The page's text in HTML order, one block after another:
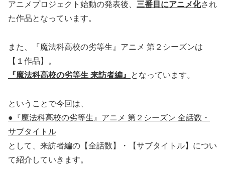
アニメプロジェクト始動の発表後、 三番目にアニメ化され
た作品となっています。
また、『魔法科高校の劣等生』アニメ 第２シーズンは
【１作品】。
『魔法科高校の劣等生 来訪者編』
となっています。
ということで今回は、
●『魔法科高校の劣等生』アニメ 第２シーズン 全話数・
サブタイトル
として、来訪者編の【全話数】・【サブタイトル】につい
て紹介していきます。